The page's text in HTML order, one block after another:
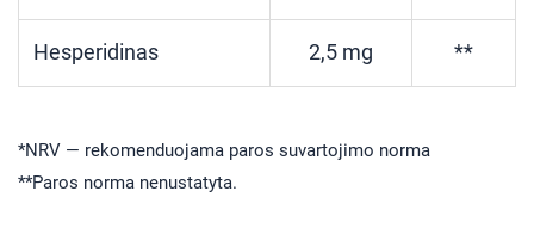
Hesperidinas 2,5 mg **
*NRV — rekomenduojama paros suvartojimo norma
**Paros norma nenustatyta.